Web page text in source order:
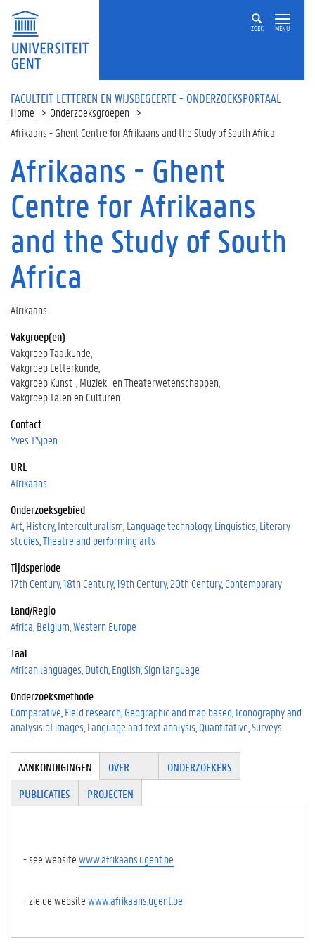
Overslaan en naar de inhoud gaan
ZOEK MENU
FACULTEIT LETTEREN EN WIJSBEGEERTE - ONDERZOEKSPORTAAL
Home
Onderzoeksgroepen
Afrikaans - Ghent Centre for Afrikaans and the Study of South Africa
Afrikaans - Ghent
Centre for Afrikaans
and the Study of South
Africa
Afrikaans
Vakgroep(en)
Vakgroep Taalkunde
Vakgroep Letterkunde
Vakgroep Kunst-, Muziek- en Theaterwetenschappen
Vakgroep Talen en Culturen
Contact
Yves T'Sjoen
URL
Afrikaans
Onderzoeksgebied
Art History Interculturalism Language technology Linguistics Literary
studies Theatre and performing arts
Tijdsperiode
17th Century 18th Century 19th Century 20th Century Contemporary
Land/Regio
Africa Belgium Western Europe
Taal
African languages Dutch English Sign language
Onderzoeksmethode
Comparative Field research Geographic and map based Iconography and
analysis of images Language and text analysis Quantitative Surveys
Tabgroup
AANKONDIGINGEN
A
C
TI
E
T
B
OVER
ONDERZOEKERS
PUBLICATIES
PROJECTEN
- see websitewww.afrikaans.ugent.be
- zie de websitewww.afrikaans.ugent.be